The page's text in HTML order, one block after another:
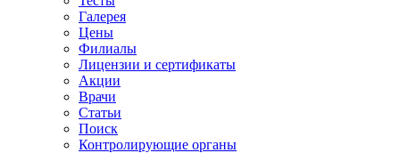
Галерея
Цены
Филиалы
Лицензии и сертификаты
Акции
Врачи
Статьи
Поиск
Контролирующие органы